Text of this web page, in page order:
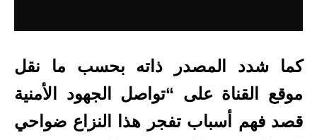
كما شدد المصدر ذاته بحسب ما نقل
موقع القناة على “تواصل الجهود الأمنية
قصد فهم أسباب تفجر هذا النزاع ضواحي